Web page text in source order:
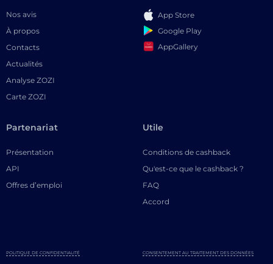
Nos avis
À propos
Contacts
Actualités
Analyse ZOZI
Carte ZOZI
App Store
Google Play
AppGallery
Partenariat
Présentation
API
Offres d’emploi
Utile
Conditions de cashback
Qu'est-ce que le cashback ?
FAQ
Accord
POLITIQUE DE CONFIDENTIALITÉ CONSENTEMENT AU TRAITEMENT DES DONNÉES